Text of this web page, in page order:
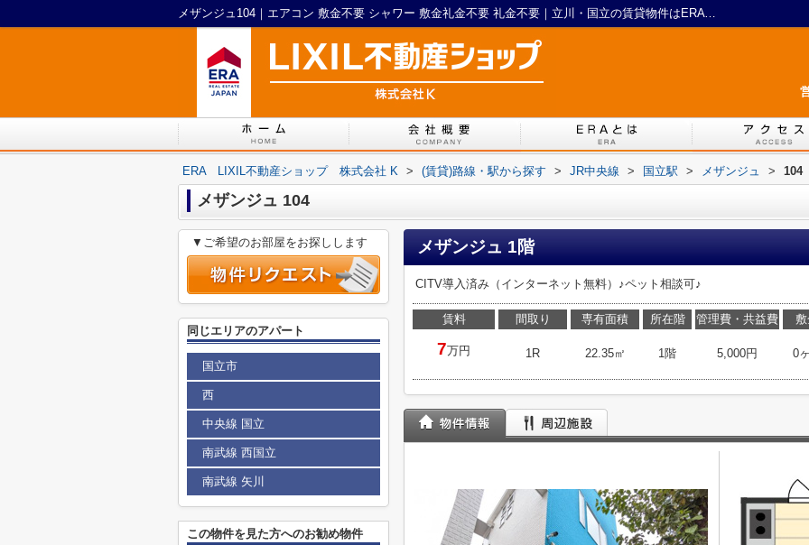
メザンジュ104｜エアコン 敷金不要 シャワー 敷金礼金不要 礼金不要｜立川・国立の賃貸物件はERA LIXIL(リクシル)不動産ショップ 株式会社 K
ERA LIXIL不動産ショップ 株式会社 K > (賃貸)路線・駅から探す > JR中央線 > 国立駅 > メザンジュ > 104
メザンジュ 104
メザンジュ 1階
CITV導入済み（インターネット無料）♪ペット相談可♪
賃料
7万円
間取り
1R
専有面積
22.35㎡
所在階
1階
管理費・共益費
5,000円 0
▼ご希望のお部屋をお探しします
同じエリアのアパート
国立市
西
中央線 国立
南武線 西国立
南武線 矢川
この物件を見た方へのお勧め物件